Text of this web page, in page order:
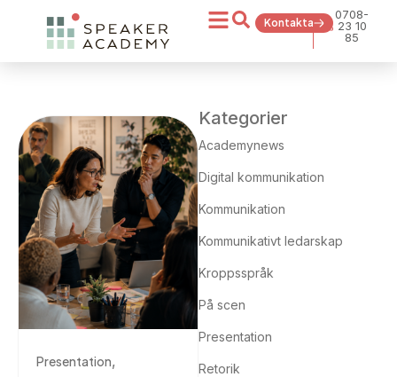
Kontakta
0708-
23 10
85
Presentation,
Kategorier
Academynews
Digital kommunikation
Kommunikation
Kommunikativt ledarskap
Kroppsspråk
På scen
Presentation
Retorik